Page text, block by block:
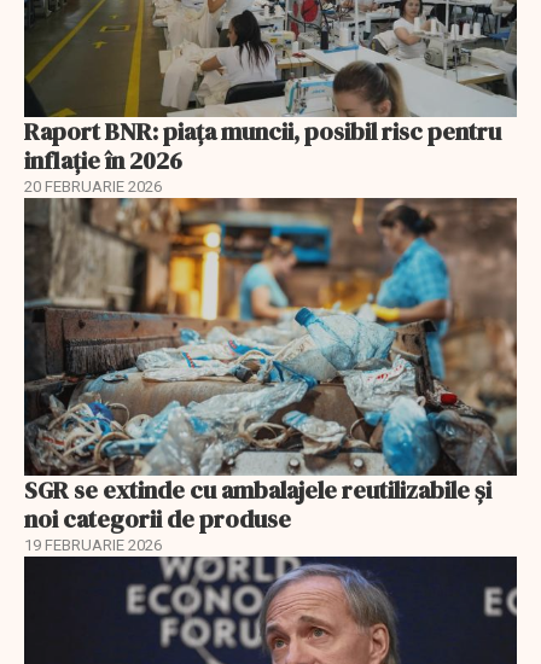
Raport BNR: piața muncii, posibil risc pentru
inflație în 2026
20 FEBRUARIE 2026
SGR se extinde cu ambalajele reutilizabile și
noi categorii de produse
19 FEBRUARIE 2026